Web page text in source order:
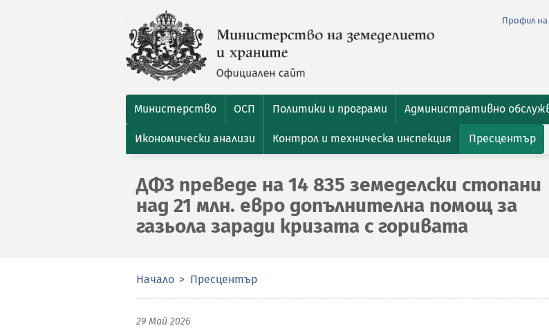
Профил на
Министерство ОСП Политики и програми Административно
Икономически анализи Контрол и техническа инспекция Пресцентър
ДФЗ преведе на 14 835 земеделски стопани
над 21 млн. евро допълнителна помощ за
газьола заради кризата с горивата
Начало Пресцентър
29 Май 2026